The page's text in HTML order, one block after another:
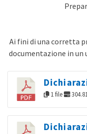
Ai fini di una corretta
documentazione in un
1 file